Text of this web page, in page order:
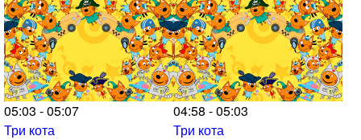
05:03 - 05:07
Три кота
04:58 - 05:03
Три кота